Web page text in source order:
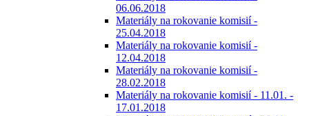
06.06.2018
Materiály na rokovanie komisií -
25.04.2018
Materiály na rokovanie komisií -
12.04.2018
Materiály na rokovanie komisií -
28.02.2018
Materiály na rokovanie komisií - 11.01. -
17.01.2018